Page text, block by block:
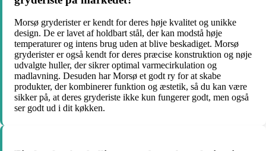
Morsø gryderister er kendt for deres høje kvalitet og unikke
design. De er lavet af holdbart stål, der kan modstå høje
temperaturer og intens brug uden at blive beskadiget. Morsø
gryderister er også kendt for deres præcise konstruktion og nøje
udvalgte huller, der sikrer optimal varmecirkulation og
madlavning. Desuden har Morsø et godt ry for at skabe
produkter, der kombinerer funktion og æstetik, så du kan være
sikker på, at deres gryderiste ikke kun fungerer godt, men også
ser godt ud i dit køkken.